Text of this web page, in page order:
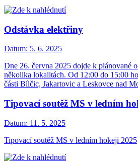
Odstávka elektřiny
Datum: 5. 6. 2025
Dne 26. června 2025 dojde k plánované
několika lokalitách. Od 12:00 do 15:00
části Bílčic, Jakartovic a Leskovce nad
Tipovací soutěž MS v ledním
Datum: 11. 5. 2025
Tipovací soutěž MS v ledním hokeji 2025